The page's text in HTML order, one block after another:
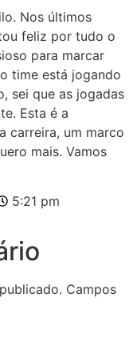
Nos últimos
feliz por tudo o
para marcar
time está jogando
sei que as jogadas
Esta é a
carreira, um marco
mais. Vamos
5:21 pm
Campos